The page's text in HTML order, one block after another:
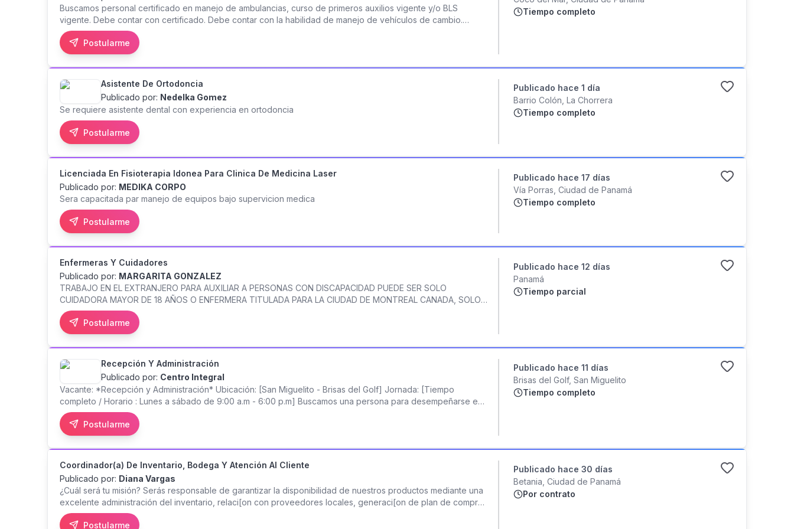
Buscamos personal certificado en manejo de ambulancias, curso de primeros auxilios vigente y/o BLS
vigente. Debe contar con certificado. Debe contar con la habilidad de manejo de vehículos de cambio.
Disponibilidad para laborar en turnos rotativos y fines de semana.
Postularme
Tiempo completo
Asistente De Ortodoncia
Publicado por: Nedelka Gomez
Se requiere asistente dental con experiencia en ortodoncia
Postularme
Publicado hace 1 día
Barrio Colón, La Chorrera
Tiempo completo
Licenciada En Fisioterapia Idonea Para Clinica De Medicina Laser
Publicado por: MEDIKA CORPO
Sera capacitada par manejo de equipos bajo supervicion medica
Postularme
Publicado hace 17 días
Vía Porras, Ciudad de Panamá
Tiempo completo
Enfermeras Y Cuidadores
Publicado por: MARGARITA GONZALEZ
TRABAJO EN EL EXTRANJERO PARA AUXILIAR A PERSONAS CON DISCAPACIDAD PUEDE SER SOLO
CUIDADORA MAYOR DE 18 AÑOS O ENFERMERA TITULADA PARA LA CIUDAD DE MONTREAL CANADA, SOLO
SE REQUIERE VISA DE TURISTA ES UN TRABAJO TEMPORAL DE SEIS MESE,,REQUISITOS HABLAR INGLES O
FRANCES NO SE REQUIERE TITULO. NI EXPERIENCIA .COMUNICATE CON sra mago...... WHATSAPP EN CD DE
MEXICO
Postularme
Publicado hace 12 días
Panamá
Tiempo parcial
Recepción Y Administración
Publicado por: Centro Integral
Vacante: *Recepción y Administración* Ubicación: [San Miguelito - Brisas del Golf] Jornada: [Tiempo
completo / Horario : Lunes a sábado de 9:00 a.m - 6:00 p.m] Buscamos una persona para desempeñarse en
el área de Recepción y Administración de nuestro centro clínico. Valoramos el compromiso, la organización y
una excelente atención al paciente. Requisitos: *Mayor de edad y experiencia previa en puesto similar *Se
tomarán en cuenta perfiles masculinos y femeninos *Si es extranjero, debe contar con su documentación y
permisos de trabajo vigentes. *Excelente presentación personal y habilidades de comunicación. *Puntual,
responsable, proactivo y con actitud de servicio. *Buen desenvolvimiento en la atención al público.
*Capacidad para trabajar en equipo y manejar varias tareas de forma organizada. Funciones principales:
*Administrar y organizar la agenda clínica. *Atender y canalizar llamadas telefónicas. *Brindar información y
responder consultas de los pacientes con amabilidad y profesionalismo. *Reportar al jefe inmediato
cualquier situación administrativa que requiera atención dentro del centro. *Gestionar procesos de
recepción y apoyo administrativo. *Realizar cobros mediante punto de venta (POS), manejo de caja fiscal y
Postularme
Publicado hace 11 días
Brisas del Golf, San Miguelito
Tiempo completo
Coordinador(a) De Inventario, Bodega Y Atención Al Cliente
Publicado por: Diana Vargas
¿Cuál será tu misión? Serás responsable de garantizar la disponibilidad de nuestros productos mediante una
excelente administración del inventario, relaci[on con proveedores locales, generaci[on de plan de compras
y ordenes de compra, una operación eficiente de la bodega y un servicio excepcional a nuestros clientes
internos y externos. Principales responsabilidades Gestión de Inventario • Controlar el inventario físico y en
Postularme
Publicado hace 30 días
Betania, Ciudad de Panamá
Por contrato